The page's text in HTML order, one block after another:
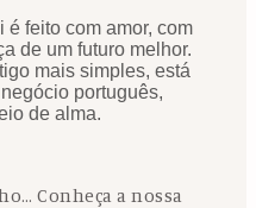
feito com amor, com
de um futuro melhor.
mais simples, está
português,
de alma.
Conheça a nossa